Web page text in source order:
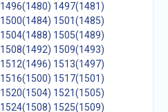
1496(1480) 1497(1481)
1500(1484) 1501(1485)
1504(1488) 1505(1489)
1508(1492) 1509(1493)
1512(1496) 1513(1497)
1516(1500) 1517(1501)
1520(1504) 1521(1505)
1524(1508) 1525(1509)